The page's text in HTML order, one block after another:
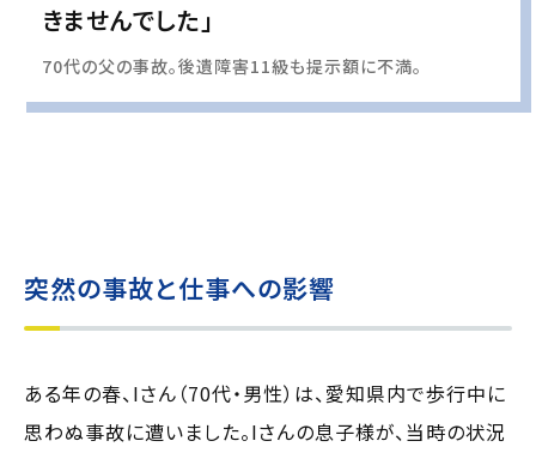
きませんでした」
70代の父の事故。後遺障害11級も提示額に不満。
突然の事故と仕事への影響
ある年の春、Iさん（70代・男性）は、愛知県内で歩行中に
思わぬ事故に遭いました。Iさんの息子様が、当時の状況